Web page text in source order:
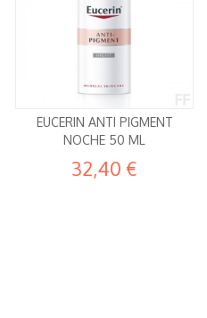
EUCERIN ANTI PIGMENT
NOCHE 50 ML
32,40 €